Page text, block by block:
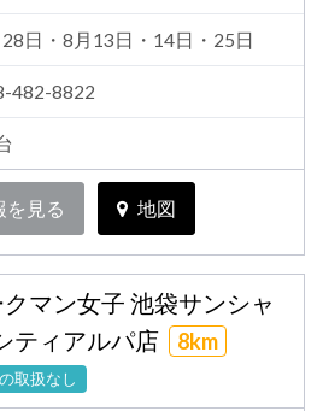
日・8月13日・14日・25日
482-8822
を見る 地図
マン女子 池袋サンシャ
ティアルパ店
8km
取扱なし